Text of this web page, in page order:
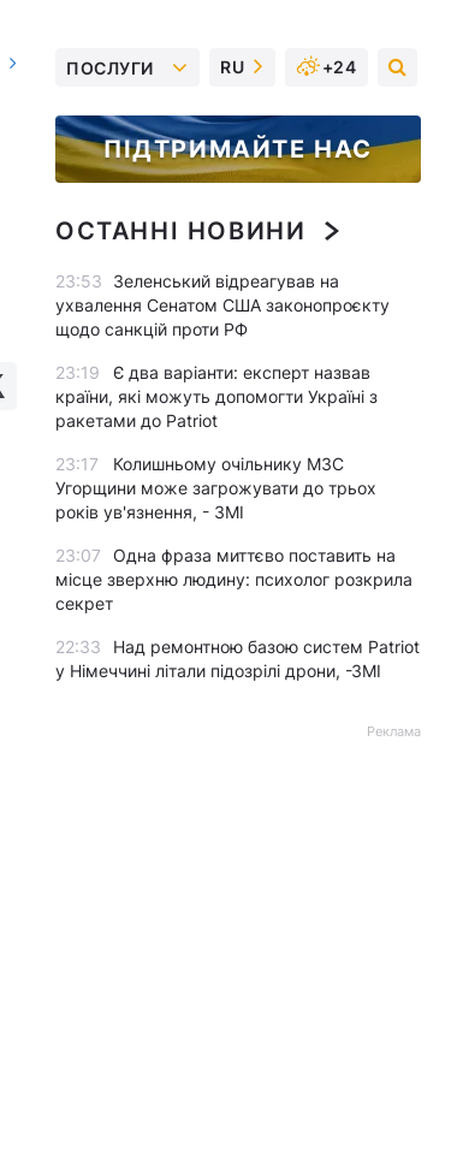
ПОСЛУГИ RU +24
ПІДТРИМАЙТЕ НАС
ОСТАННІ НОВИНИ
23:53
Зеленський відреагував на
ухвалення Сенатом США законопроєкту
щодо санкцій проти РФ
23:19
Є два варіанти: експерт назвав
країни, які можуть допомогти Україні з
ракетами до Patriot
23:17
Колишньому очільнику МЗС
Угорщини може загрожувати до трьох
років ув'язнення, - ЗМІ
23:07
Одна фраза миттєво поставить на
місце зверхню людину: психолог розкрила
секрет
22:33
Над ремонтною базою систем Patriot
у Німеччині літали підозрілі дрони, -ЗМІ
Реклама